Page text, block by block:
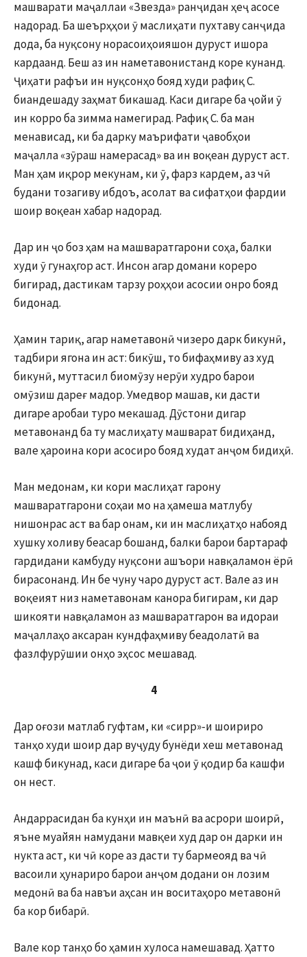
машварати маҷаллаи «Звезда» ранҷидан ҳеҷ асосе
надорад. Ба шеърҳҳои ӯ маслиҳати пухтаву санҷида
дода, ба нуқсону норасоиҳоияшон дуруст ишора
кардаанд. Беш аз ин наметавонистанд коре кунанд.
Ҷиҳати рафъи ин нуқсонҳо бояд худи рафиқ С.
биандешаду заҳмат бикашад. Каси дигаре ба ҷойи ӯ
ин корро ба зимма намегирад. Рафиқ С. ба ман
менависад, ки ба дарку маърифати ҷавобҳои
маҷалла «зӯраш намерасад» ва ин воқеан дуруст аст.
Ман ҳам иқрор мекунам, ки ӯ, фарз кардем, аз чӣ
будани тозагиву ибдоъ, асолат ва сифатҳои фардии
шоир воқеан хабар надорад.
Дар ин ҷо боз ҳам на машваратгарони соҳа, балки
худи ӯ гунаҳгор аст. Инсон агар домани кореро
бигирад, дастикам тарзу роҳҳои асосии онро бояд
бидонад.
Ҳамин тариқ, агар наметавонӣ чизеро дарк бикунӣ,
тадбири ягона ин аст: бикӯш, то бифаҳмиву аз худ
бикунӣ, муттасил биомӯзу нерӯи худро барои
омӯзиш дареғ мадор. Умедвор машав, ки дасти
дигаре аробаи туро мекашад. Дӯстони дигар
метавонанд ба ту маслиҳату машварат бидиҳанд,
вале ҳароина кори асосиро бояд худат анҷом бидиҳӣ.
Ман медонам, ки кори маслиҳат гарону
машваратгарони соҳаи мо на ҳамеша матлубу
нишонрас аст ва бар онам, ки ин маслиҳатҳо набояд
хушку холиву беасар бошанд, балки барои бартараф
гардидани камбуду нуқсони ашъори навқаламон ёрӣ
бирасонанд. Ин бе чуну чаро дуруст аст. Вале аз ин
воқеият низ наметавонам канора бигирам, ки дар
шикояти навқаламон аз машваратгарон ва идораи
маҷаллаҳо аксаран кундфаҳмиву беадолатӣ ва
фазлфурӯшии онҳо эҳсос мешавад.
4
Дар оғози матлаб гуфтам, ки «сирр»-и шоириро
танҳо худи шоир дар вуҷуду бунёди хеш метавонад
кашф бикунад, каси дигаре ба ҷои ӯ қодир ба кашфи
он нест.
Андаррасидан ба кунҳи ин маънӣ ва асрори шоирӣ,
яъне муайян намудани мавқеи худ дар он дарки ин
нукта аст, ки чӣ коре аз дасти ту бармеояд ва чӣ
васоили ҳунариро барои анҷом додани он лозим
медонӣ ва ба навъи аҳсан ин воситаҳоро метавонӣ
ба кор бибарӣ.
Вале кор танҳо бо ҳамин хулоса намешавад. Ҳатто